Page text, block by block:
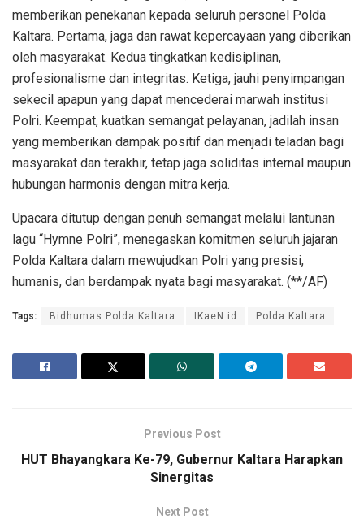
memberikan penekanan kepada seluruh personel Polda
Kaltara. Pertama, jaga dan rawat kepercayaan yang diberikan
oleh masyarakat. Kedua tingkatkan kedisiplinan,
profesionalisme dan integritas. Ketiga, jauhi penyimpangan
sekecil apapun yang dapat mencederai marwah institusi
Polri. Keempat, kuatkan semangat pelayanan, jadilah insan
yang memberikan dampak positif dan menjadi teladan bagi
masyarakat dan terakhir, tetap jaga soliditas internal maupun
hubungan harmonis dengan mitra kerja.
Upacara ditutup dengan penuh semangat melalui lantunan
lagu “Hymne Polri”, menegaskan komitmen seluruh jajaran
Polda Kaltara dalam mewujudkan Polri yang presisi,
humanis, dan berdampak nyata bagi masyarakat. (**/AF)
Tags: Bidhumas Polda Kaltara IKaeN.id Polda Kaltara
Previous Post
HUT Bhayangkara Ke-79, Gubernur Kaltara Harapkan
Sinergitas
Next Post